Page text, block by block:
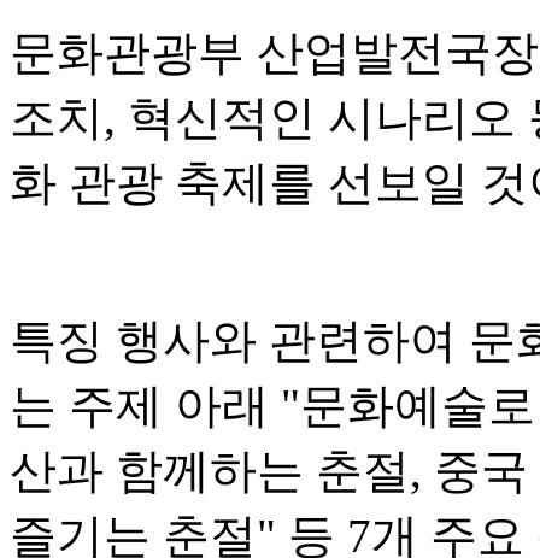
문화관광부 산업발전국
조치, 혁신적인 시나리오
화 관광 축제를 선보일
특징 행사와 관련하여
는 주제 아래 "문화예술
산과 함께하는 춘절, 중
즐기는 춘절" 등 7개 주